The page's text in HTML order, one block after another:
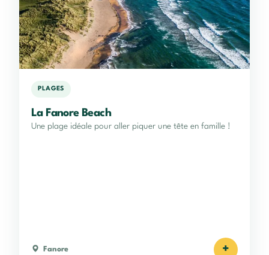
PLAGES
La Fanore Beach
Une plage idéale pour aller piquer une tête en famille !
Fanore +